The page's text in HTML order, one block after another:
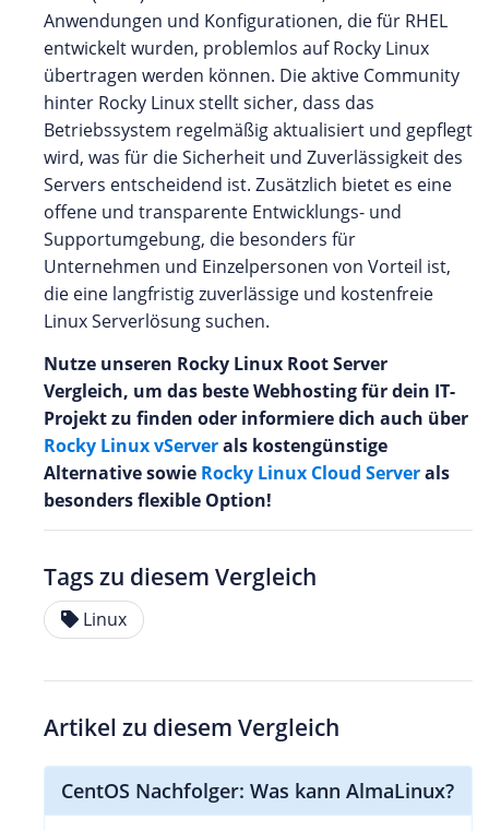
Anwendungen und Konfigurationen, die für RHEL
entwickelt wurden, problemlos auf Rocky Linux
übertragen werden können. Die aktive Community
hinter Rocky Linux stellt sicher, dass das
Betriebssystem regelmäßig aktualisiert und gepflegt
wird, was für die Sicherheit und Zuverlässigkeit des
Servers entscheidend ist. Zusätzlich bietet es eine
offene und transparente Entwicklungs- und
Supportumgebung, die besonders für
Unternehmen und Einzelpersonen von Vorteil ist,
die eine langfristig zuverlässige und kostenfreie
Linux Serverlösung suchen.
Nutze unseren Rocky Linux Root Server
Vergleich, um das beste Webhosting für dein IT-
Projekt zu finden oder informiere dich auch über
Rocky Linux vServerals kostengünstige
Alternative sowie Rocky Linux Cloud Serverals
besonders flexible Option!
Tags zu diesem Vergleich
Linux
Artikel zu diesem Vergleich
CentOS Nachfolger: Was kann AlmaLinux?